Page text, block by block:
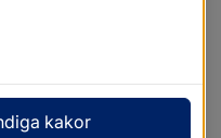
kakor